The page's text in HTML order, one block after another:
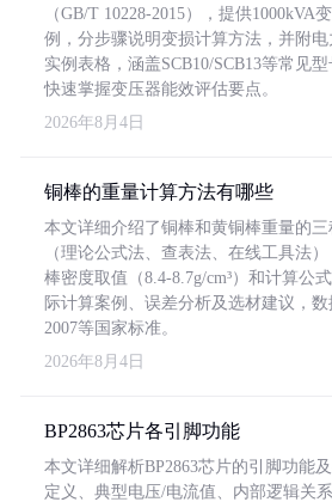
（GB/T 10228-2015），提供1000kVA
例，分步骤说明变损计算方法，并附
实例表格，涵盖SCB10/SCB13等常见
快速掌握变压器能效评估要点。
2026年8月4日
铜棒的重量计算方法有哪些
本文详细介绍了铜棒和黄铜棒重量的
（理论公式法、查表法、在线工具法
棒密度取值（8.4-8.7g/cm³）和计算公
际计算案例、误差分析及选材建议，数
2007等国家标准。
2026年8月4日
BP2863芯片各引脚功能
本文详细解析BP2863芯片的引脚功能
定义、典型电压/电流值、内部逻辑关